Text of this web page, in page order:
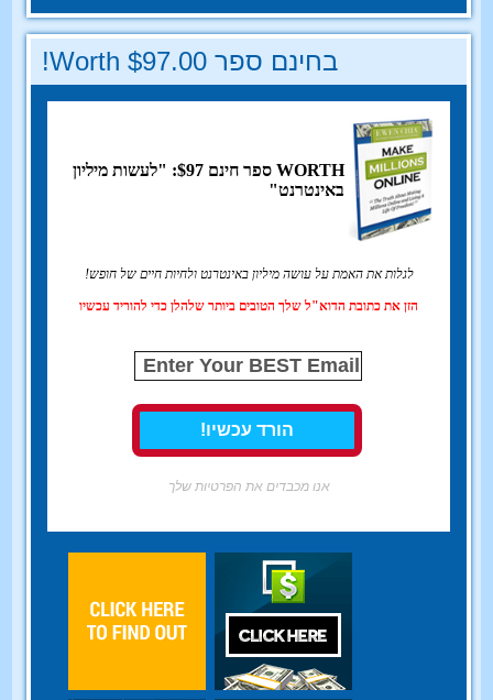
בחינם ספר Worth $97.00!
WORTH ספר חינם $97: "לעשות מיליון
באינטרנט"
לגלות את האמת על עושה מיליון באינטרנט ולחיות חיים של חופש!
הזן את כתובת הדוא"ל שלך הטובים ביותר שלהלן כדי להוריד עכשיו
אנו מכבדים את הפרטיות שלך